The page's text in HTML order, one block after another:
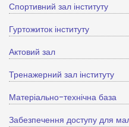
Спортивний зал інституту
Гуртожиток інституту
Актовий зал
Тренажерний зал інституту
Матеріально-технічна база
Забезпечення доступу для